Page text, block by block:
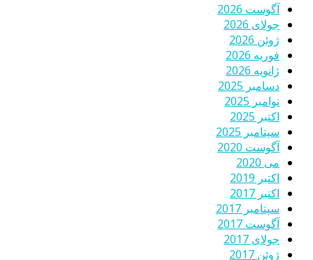
آگوست 2026
جولای 2026
ژوئن 2026
فوریه 2026
ژانویه 2026
دسامبر 2025
نوامبر 2025
اکتبر 2025
سپتامبر 2025
آگوست 2020
می 2020
اکتبر 2019
اکتبر 2017
سپتامبر 2017
آگوست 2017
جولای 2017
ژوئن 2017